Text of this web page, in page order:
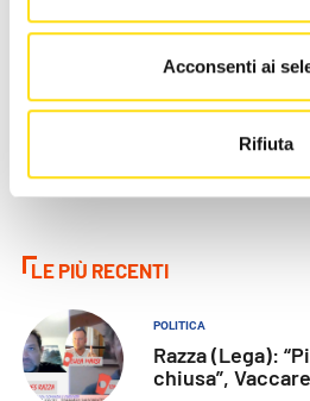
Acconsenti ai
Rifiuta
Covid: “Biglietti e passeggeri
tornati ai livelli [...]
LE PIÙ RECENTI
POLITICA
Razza (Lega):
chiusa”,